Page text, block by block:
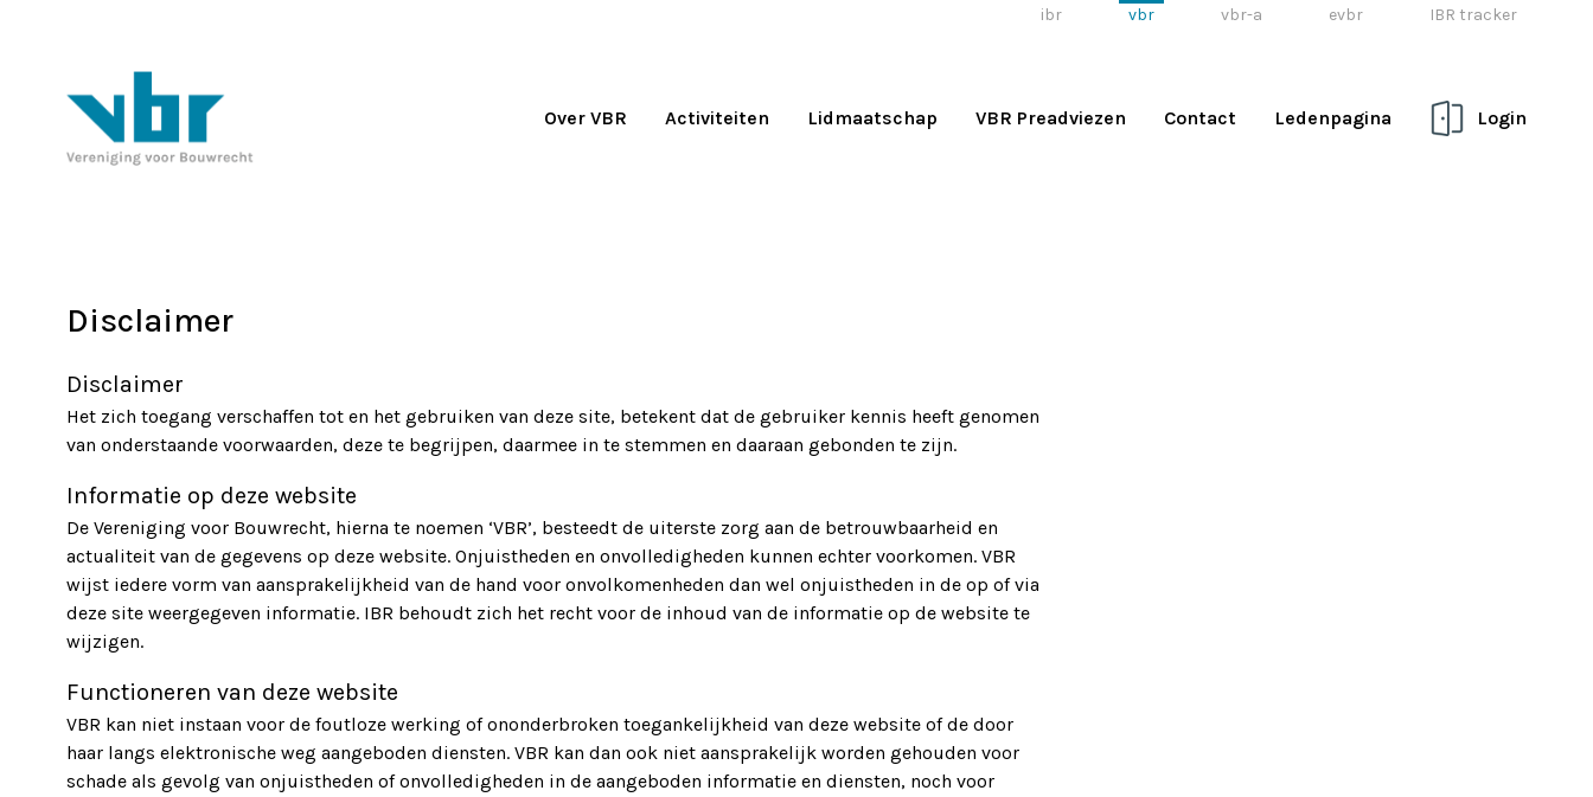
Over VBR Activiteiten Lidmaatschap VBR Preadviezen Contact Ledenpagina Login
ibr vbr vbr-a evbr IBR tracker
Disclaimer
Disclaimer
Het zich toegang verschaffen tot en het gebruiken van deze site, betekent dat de gebruiker kennis heeft genomen
van onderstaande voorwaarden, deze te begrijpen, daarmee in te stemmen en daaraan gebonden te zijn.
Informatie op deze website
De Vereniging voor Bouwrecht, hierna te noemen ‘VBR’, besteedt de uiterste zorg aan de betrouwbaarheid en
actualiteit van de gegevens op deze website. Onjuistheden en onvolledigheden kunnen echter voorkomen. VBR
wijst iedere vorm van aansprakelijkheid van de hand voor onvolkomenheden dan wel onjuistheden in de op of via
deze site weergegeven informatie. IBR behoudt zich het recht voor de inhoud van de informatie op de website te
wijzigen.
Functioneren van deze website
VBR kan niet instaan voor de foutloze werking of ononderbroken toegankelijkheid van deze website of de door
haar langs elektronische weg aangeboden diensten. VBR kan dan ook niet aansprakelijk worden gehouden voor
schade als gevolg van onjuistheden of onvolledigheden in de aangeboden informatie en diensten, noch voor